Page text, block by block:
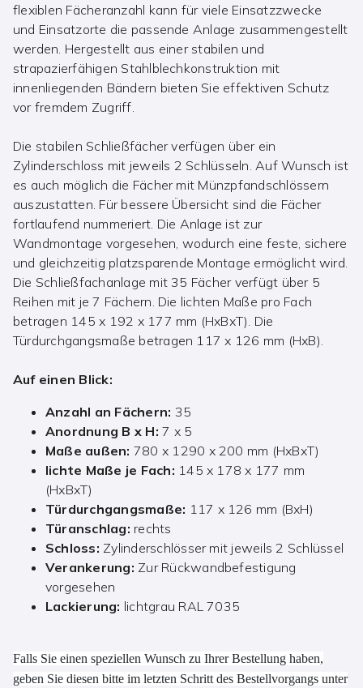
flexiblen Fächeranzahl kann für viele Einsatzzwecke
und Einsatzorte die passende Anlage zusammengestellt
werden. Hergestellt aus einer stabilen und
strapazierfähigen Stahlblechkonstruktion mit
innenliegenden Bändern bieten Sie effektiven Schutz
vor fremdem Zugriff.
Die stabilen Schließfächer verfügen über ein
Zylinderschloss mit jeweils 2 Schlüsseln. Auf Wunsch ist
es auch möglich die Fächer mit Münzpfandschlössern
auszustatten. Für bessere Übersicht sind die Fächer
fortlaufend nummeriert. Die Anlage ist zur
Wandmontage vorgesehen, wodurch eine feste, sichere
und gleichzeitig platzsparende Montage ermöglicht wird.
Die Schließfachanlage mit 35 Fächer verfügt über 5
Reihen mit je 7 Fächern. Die lichten Maße pro Fach
betragen 145 x 192 x 177 mm (HxBxT). Die
Türdurchgangsmaße betragen 117 x 126 mm (HxB).
Auf einen Blick:
Anzahl an Fächern: 35
Anordnung B x H: 7 x 5
Maße außen: 780 x 1290 x 200 mm (HxBxT)
lichte Maße je Fach: 145 x 178 x 177 mm
(HxBxT)
Türdurchgangsmaße: 117 x 126 mm (BxH)
Türanschlag: rechts
Schloss: Zylinderschlösser mit jeweils 2 Schlüssel
Verankerung: Zur Rückwandbefestigung
vorgesehen
Lackierung: lichtgrau RAL 7035
Falls Sie einen speziellen Wunsch zu Ihrer Bestellung haben,
geben Sie diesen bitte im letzten Schritt des Bestellvorgangs unter